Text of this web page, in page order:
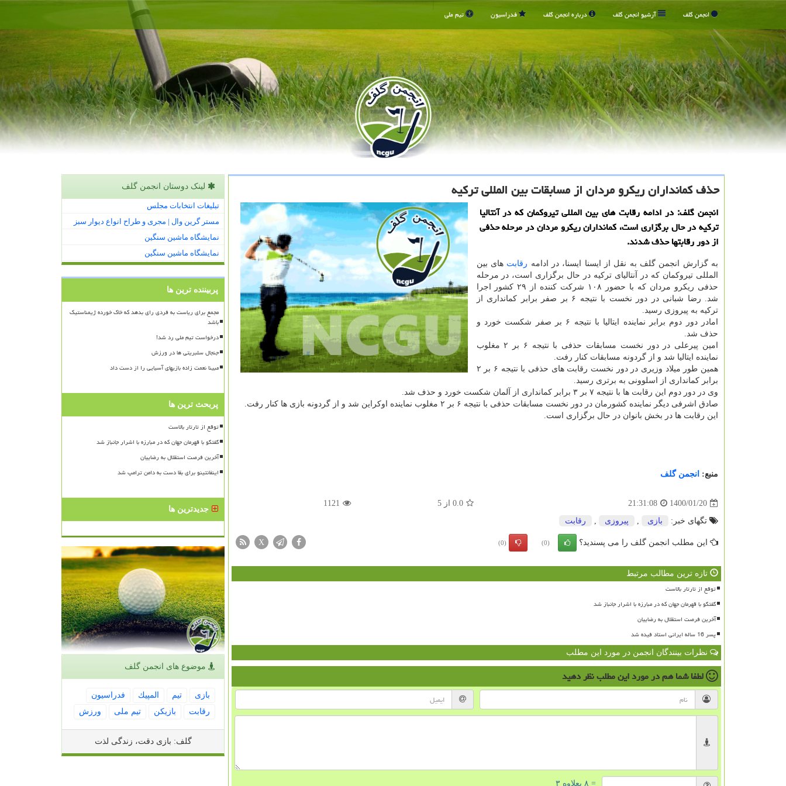
انجمن گلف آرشیو انجمن گلف درباره انجمن گلف فدراسیون تیم ملی
حذف كمانداران ریكرو مردان از مسابقات بین المللی تركیه
انجمن گلف: در ادامه رقابت های بین المللی تیروکمان که در آنتالیا
ترکیه در حال برگزاری است، کمانداران ریکرو مردان در مرحله حذفی
از دور رقابتها حذف شدند.
به گزارش انجمن گلف به نقل از ایسنا ایسنا، در ادامه رقابت های بین
المللی تیروکمان که در آنتالیای ترکیه در حال برگزاری است، در مرحله
حذفی ریکرو مردان که با حضور ۱۰۸ شرکت کننده از ۲۹ کشور اجرا
شد. رضا شبانی در دور نخست با نتیجه ۶ بر صفر برابر کمانداری از
ترکیه به پیروزی رسید.
امادر دور دوم برابر نماینده ایتالیا با نتیجه ۶ بر صفر شکست خورد و
حذف شد.
امین پیرعلی در دور نخست مسابقات حذفی با نتیجه ۶ بر ۲ مغلوب
نماینده ایتالیا شد و از گردونه مسابقات کنار رفت.
همین طور میلاد وزیری در دور نخست رقابت های حذفی با نتیجه ۶ بر ۲
برابر کمانداری از اسلوونی به برتری رسید.
وی در دور دوم این رقابت ها با نتیجه ۷ بر ۳ برابر کمانداری از آلمان شکست خورد و حذف شد.
صادق اشرفی دیگر نماینده کشورمان در دور نخست مسابقات حذفی با نتیجه ۶ بر ۲ مغلوب نماینده اوکراین شد و از گردونه بازی ها کنار رفت.
این رقابت ها در بخش بانوان در حال برگزاری است.
منبع: انجمن گلف
1400/01/20
21:31:08
0.0 از5
1121
تگهای خبر: بازی , پیروزی , رقابت
این مطلب انجمن گلف را می پسندید؟ (0)
(0)
X
تازه ترین مطالب مرتبط
توقع از تارتار بالاست
گفتگو با قهرمان جهان که در مبارزه با اشرار جانباز شد
آخرین فرصت استقلال به رضاییان
پسر 16 ساله ایرانی استاد فیده شد
نظرات بینندگان انجمن در مورد این مطلب
لطفا شما همدر مورد این مطلبنظر دهید
= ۸ بعلاوه ۳
لینک دوستان انجمن گلف
تبلیغات انتخابات مجلس
مستر گرین وال | مجری و طراح انواع دیوار سبز
نمایشگاه ماشین سنگین
نمایشگاه ماشین سنگین
پربیننده ترین ها
مجمع برای ریاست به فردی رای بدهد که خاک خورده ژیمناستیک
باشد
درخواست تیم ملی رد شد!
جنجال سلبریتی ها در ورزش
مبینا نعمت زاده بازیهای آسیایی را از دست داد
پربحث ترین ها
توقع از تارتار بالاست
گفتگو با قهرمان جهان که در مبارزه با اشرار جانباز شد
آخرین فرصت استقلال به رضاییان
اینفانتینو برای بقا دست به دامن ترامپ شد
جدیدترین ها
موضوع های انجمن گلف
بازی تیم المپیك
فدراسیون
رقابت
بازیكن تیم ملی ورزش
گلف: بازی دقت، زندگی لذت